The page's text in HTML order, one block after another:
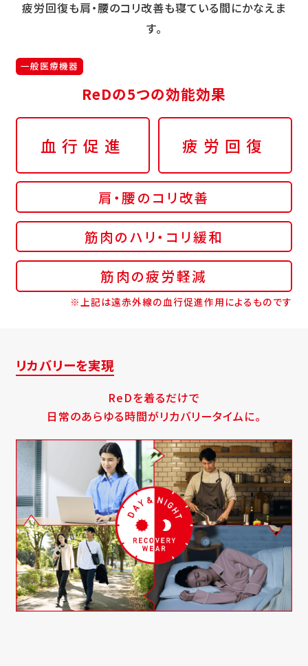
疲労回復も肩・腰のコリ改善も寝ている間にかなえま
す。
一般医療機器
ReDの5つの効能効果
血行促進 疲労回復
肩・腰のコリ改善
筋肉のハリ・コリ緩和
筋肉の疲労軽減
※上記は遠赤外線の血行促進作用によるものです
リカバリーを実現
ReDを着るだけで
日常のあらゆる時間がリカバリータイムに。